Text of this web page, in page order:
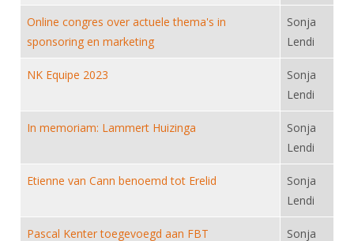
Gebruiksvoorwaarden
Handleiding
Organisatie
Bestuur
Commissies
Leden van Verdiensten
Vacatures
Contact
Ranglijsten
Inschrijven
Reglementen
Materiaal
DBT
FBT
Atletencommissie
Internationale Titeltoernooien
Brassardsysteem
Voor coaches en leraren
Nationale opleidingen
Opleidingen
Leraar
Nieuws
NK organiseren
Online congres over actuele thema's in
sponsoring en marketing
Sonja
Lendi
NK Equipe 2023
Sonja
Lendi
In memoriam: Lammert Huizinga
Sonja
Lendi
Etienne van Cann benoemd tot Erelid
Sonja
Lendi
Pascal Kenter toegevoegd aan FBT
Sonja